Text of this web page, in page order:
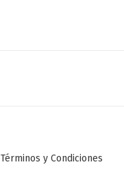
Términos y Condiciones